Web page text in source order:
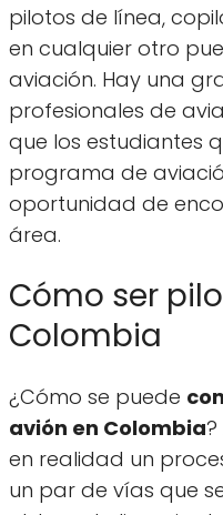
pilotos de línea,
en cualquier otro
aviación. Hay una
profesionales de
que los estudiantes
programa de
oportunidad de
área.
Cómo ser
Colombia
¿Cómo se puede
avión en Colombia
en realidad un
un par de vías que